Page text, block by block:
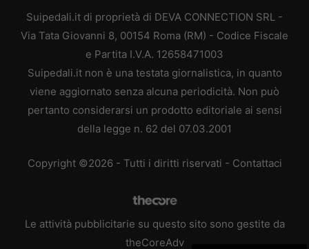
Suipedali.it di proprietà di DEVA CONNECTION SRL -
Via Tata Giovanni 8, 00154 Roma (RM) - Codice Fiscale
e Partita I.V.A. 12658471003
Suipedali.it non è una testata giornalistica, in quanto
viene aggiornato senza alcuna periodicità. Non può
pertanto considerarsi un prodotto editoriale ai sensi
della legge n. 62 del 07.03.2001
Copyright ©2026 - Tutti i diritti riservati - Contattaci
Le attività pubblicitarie su questo sito sono gestite da
theCoreAdv